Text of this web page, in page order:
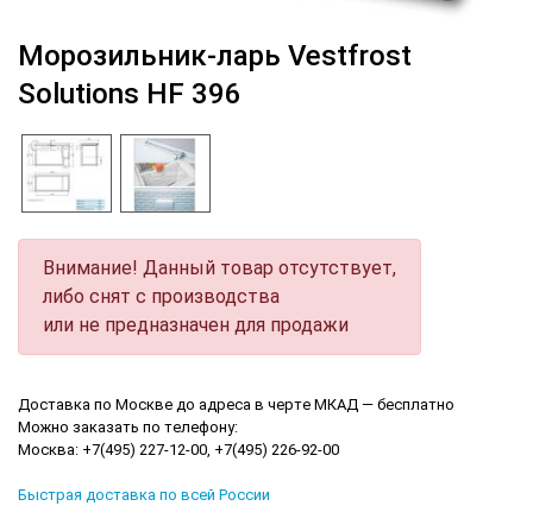
Морозильник-ларь Vestfrost
Solutions HF 396
Внимание! Данный товар отсутствует,
либо снят с производства
или не предназначен для продажи
Доставка по Москве до адреса в черте МКАД — бесплатно
Можно заказать по телефону:
Москва: +7(495) 227-12-00, +7(495) 226-92-00
Быстрая доставка по всей России